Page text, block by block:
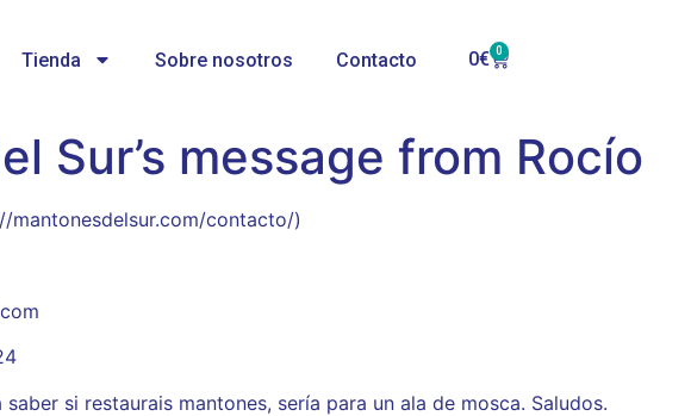
Tienda Sobre nosotros Contacto 0€ 0
Sur’s message from Rocío
mantonesdelsur.com/contacto/)
saber si restaurais mantones, sería para un ala de mosca. Saludos.